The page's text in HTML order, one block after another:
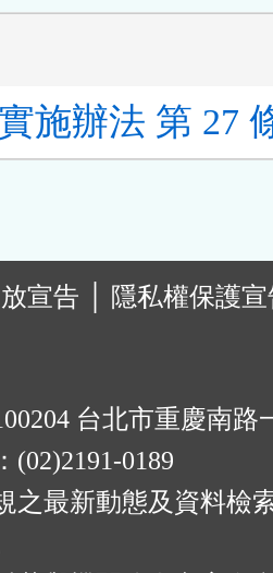
施辦法 第 27
宣告
隱私權保護
台北市重慶南路
0189
之最新動態及資料檢